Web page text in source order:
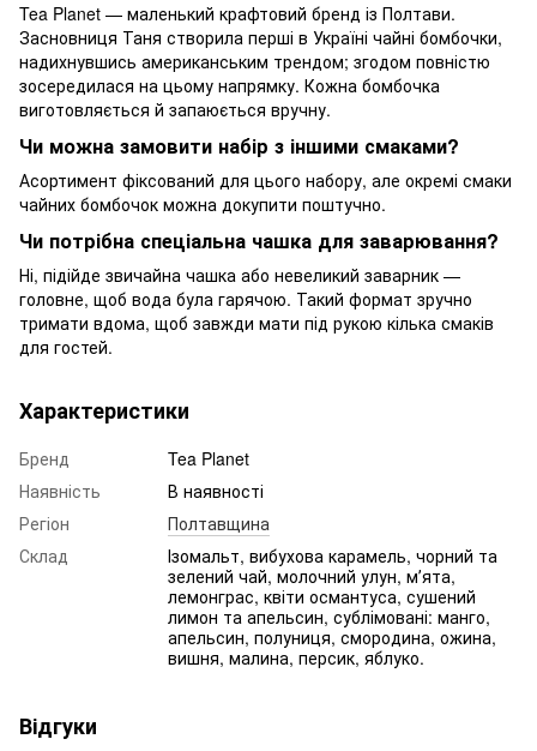
Tea Planet — маленький крафтовий бренд із Полтави.
Засновниця Таня створила перші в Україні чайні бомбочки,
надихнувшись американським трендом; згодом повністю
зосередилася на цьому напрямку. Кожна бомбочка
виготовляється й запаюється вручну.
Чи можна замовити набір з іншими смаками?
Асортимент фіксований для цього набору, але окремі смаки
чайних бомбочок можна докупити поштучно.
Чи потрібна спеціальна чашка для заварювання?
Ні, підійде звичайна чашка або невеликий заварник —
головне, щоб вода була гарячою. Такий формат зручно
тримати вдома, щоб завжди мати під рукою кілька смаків
для гостей.
Характеристики
Бренд
Tea Planet
Наявність
В наявності
Регіон
Полтавщина
Склад
Ізомальт, вибухова карамель, чорний та
зелений чай, молочний улун, мʼята,
лемонграс, квіти османтуса, сушений
лимон та апельсин, сублімовані: манго,
апельсин, полуниця, смородина, ожина,
вишня, малина, персик, яблуко.
Відгуки